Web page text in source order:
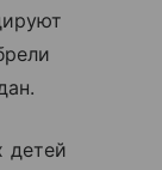
детей